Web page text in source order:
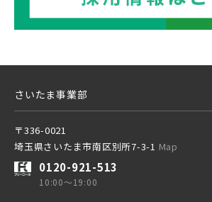
西武有楽町線
その他鉄道
JR成田線 [我孫子～成田]
JR中央線
さいたま事業部
〒336-0021
埼玉県さいたま市南区別所7-3-1 Map
0120-921-513
10:00～19:00